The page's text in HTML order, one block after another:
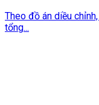
Theo đồ án diều
tổng...